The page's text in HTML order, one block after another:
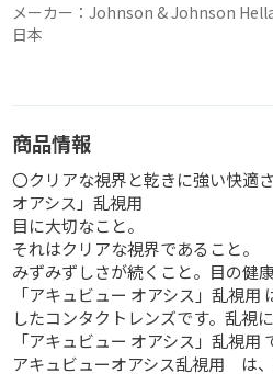
メーカー：Johnson & Johnson
日本
商品情報
〇クリアな視界と乾きに強い快適
オアシス」乱視用
目に大切なこと。
それはクリアな視界であること。
みずみずしさが続くこと。目の健
「アキュビュー オアシス」乱視
したコンタクトレンズです。乱視
「アキュビュー オアシス」乱視用
アキュビューオアシス乱視用 は